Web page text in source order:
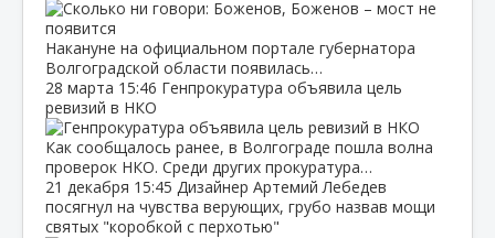
Накануне на официальном портале губернатора
Волгоградской области появилась…
28 марта 15:46 Генпрокуратура объявила цель
ревизий в НКО
Как сообщалось ранее, в Волгограде пошла волна
проверок НКО. Среди других прокуратура…
21 декабря 15:45 Дизайнер Артемий Лебедев
посягнул на чувства верующих, грубо назвав мощи
святых "коробкой с перхотью"